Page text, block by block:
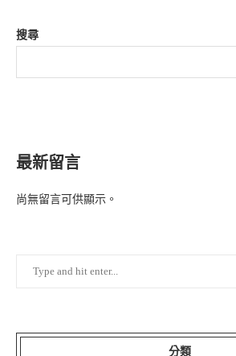
搜尋
最新留言
尚無留言可供顯示。
分類